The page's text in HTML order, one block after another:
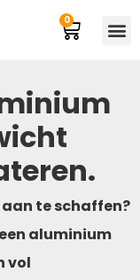
0
te schaffen?
aluminium
vol